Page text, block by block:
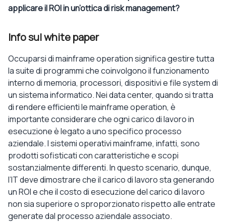
applicare il ROI in un’ottica di risk management?
Info sul white paper
Occuparsi di mainframe operation significa gestire tutta
la suite di programmi che coinvolgono il funzionamento
interno di memoria, processori, dispositivi e file system di
un sistema informatico. Nei data center, quando si tratta
di rendere efficienti le mainframe operation, è
importante considerare che ogni carico di lavoro in
esecuzione è legato a uno specifico processo
aziendale. I sistemi operativi mainframe, infatti, sono
prodotti sofisticati con caratteristiche e scopi
sostanzialmente differenti. In questo scenario, dunque,
l’IT deve dimostrare che il carico di lavoro sta generando
un ROI e che il costo di esecuzione del carico di lavoro
non sia superiore o sproporzionato rispetto alle entrate
generate dal processo aziendale associato.